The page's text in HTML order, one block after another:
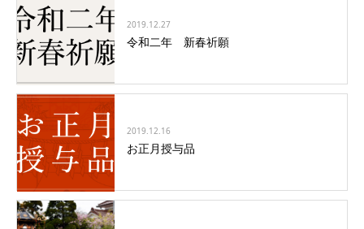
2019.12.27
令和二年 新春祈願
2019.12.16
お正月授与品